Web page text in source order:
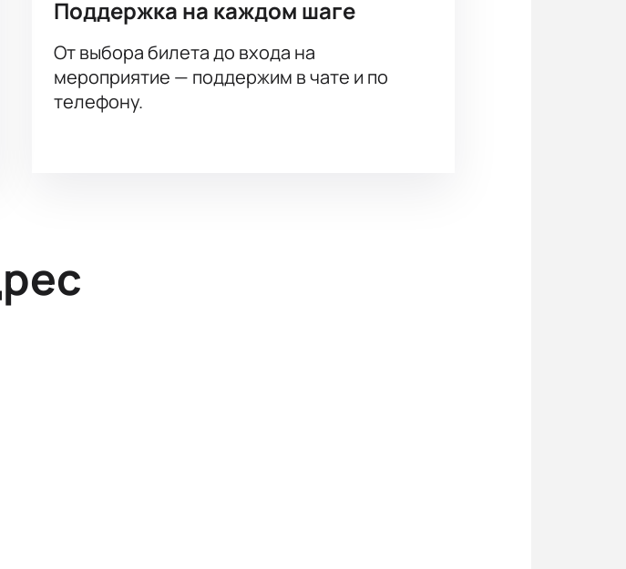
Поддержка на каждом шаге
От выбора билета до входа на
мероприятие — поддержим в чате и по
телефону.